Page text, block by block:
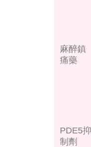
麻醉鎮
痛藥
PDE5抑
制劑